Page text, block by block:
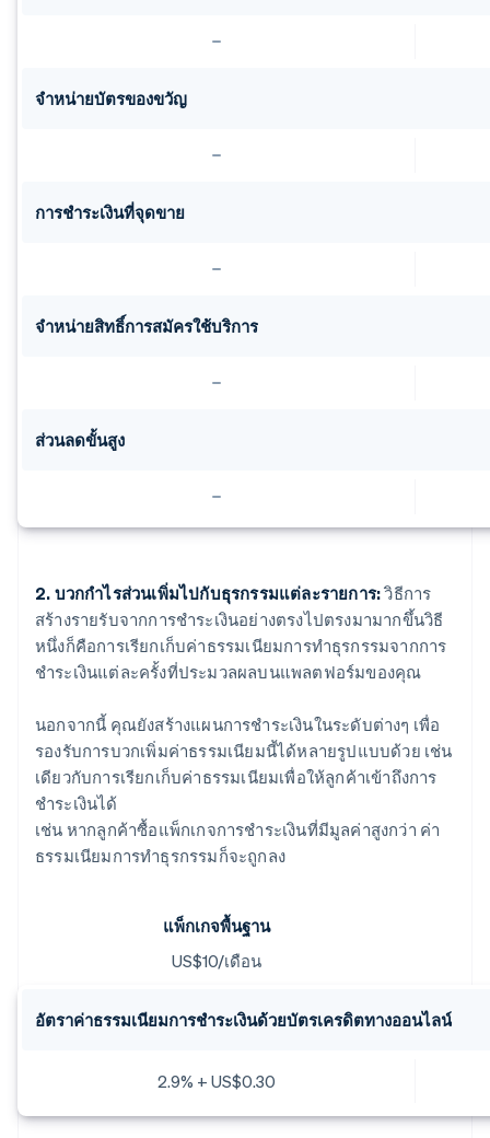
จำหน่ายบัตรของขวัญ
การชำระเงินที่จุดขาย
จำหน่ายสิทธิ์การสมัครใช้บริการ
ส่วนลดขั้นสูง
2. บวกกำไรส่วนเพิ่มไปกับธุรกรรมแต่ละรายการ:วิธีการ
สร้างรายรับจากการชำระเงินอย่างตรงไปตรงมามากขึ้นวิธี
หนึ่งก็คือการเรียกเก็บค่าธรรมเนียมการทำธุรกรรมจากการ
ชำระเงินแต่ละครั้งที่ประมวลผลบนแพลตฟอร์มของคุณ
นอกจากนี้ คุณยังสร้างแผนการชำระเงินในระดับต่างๆ เพื่อ
รองรับการบวกเพิ่มค่าธรรมเนียมนี้ได้หลายรูปแบบด้วย เช่น
เดียวกับการเรียกเก็บค่าธรรมเนียมเพื่อให้ลูกค้าเข้าถึงการ
ชำระเงินได้
เช่น หากลูกค้าซื้อแพ็กเกจการชำระเงินที่มีมูลค่าสูงกว่า ค่า
ธรรมเนียมการทำธุรกรรมก็จะถูกลง
แพ็กเกจพื้นฐาน
US$10/เดือน
อัตราค่าธรรมเนียมการชำระเงินด้วยบัตรเครดิตทางออนไลน์
2.9% + US$0.30